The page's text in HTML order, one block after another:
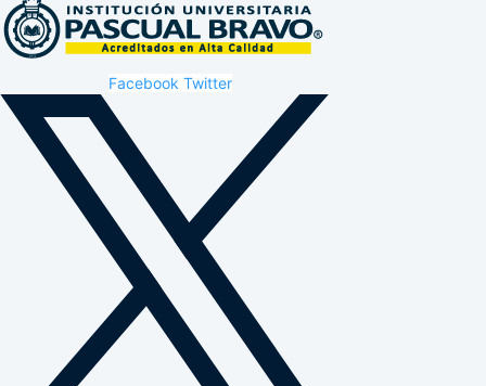
Facebook Twitter